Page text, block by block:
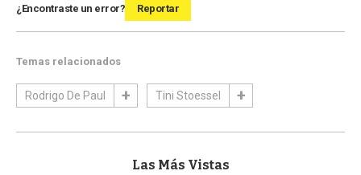
¿Encontraste un error? Reportar
Temas relacionados
Rodrigo De Paul Tini Stoessel
Las Más Vistas